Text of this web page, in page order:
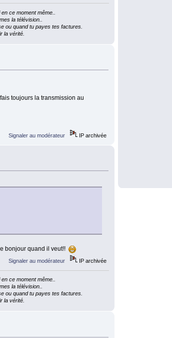
ce moment même..
la télévision..
ou quand tu payes tes factures.
la vérité.
toujours la transmission au
Signaler au modérateur IP archivée
bonjour quand il veut!!
Signaler au modérateur IP archivée
ce moment même..
la télévision..
ou quand tu payes tes factures.
la vérité.